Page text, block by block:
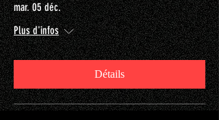
mar. 05 déc.
Plus d'infos
Détails